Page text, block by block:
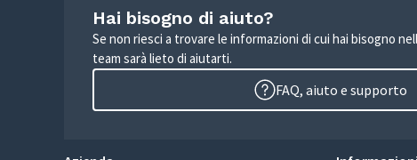
Hai bisogno di aiuto?
Se non riesci a trovare le informazioni di cui hai bisogno
team sarà lieto di aiutarti.
FAQ, aiuto e supporto